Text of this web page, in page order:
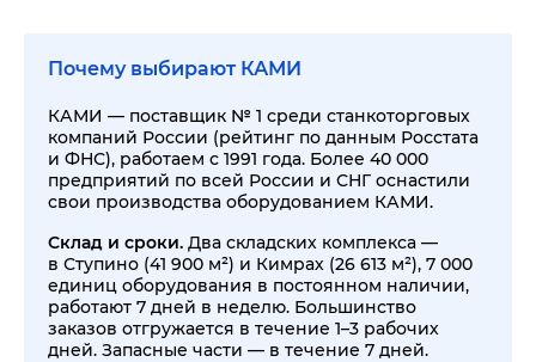
Почему выбирают КАМИ
КАМИ — поставщик № 1 среди станкоторговых
компаний России (рейтинг по данным Росстата
и ФНС), работаем с 1991 года. Более 40 000
предприятий по всей России и СНГ оснастили
свои производства оборудованием КАМИ.
Склад и сроки. Два складских комплекса —
в Ступино (41 900 м²) и Кимрах (26 613 м²), 7 000
единиц оборудования в постоянном наличии,
работают 7 дней в неделю. Большинство
заказов отгружается в течение 1–3 рабочих
дней. Запасные части — в течение 7 дней.